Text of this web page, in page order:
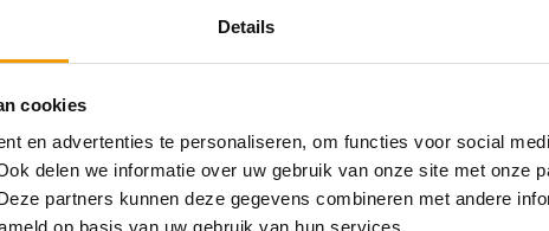
Details
cookies
en advertenties te personaliseren, om functies voor social
delen we informatie over uw gebruik van onze site met onze
partners kunnen deze gegevens combineren met andere
waardoor de AED stevig
breeksluiting
van alarm met aan-/uitknop